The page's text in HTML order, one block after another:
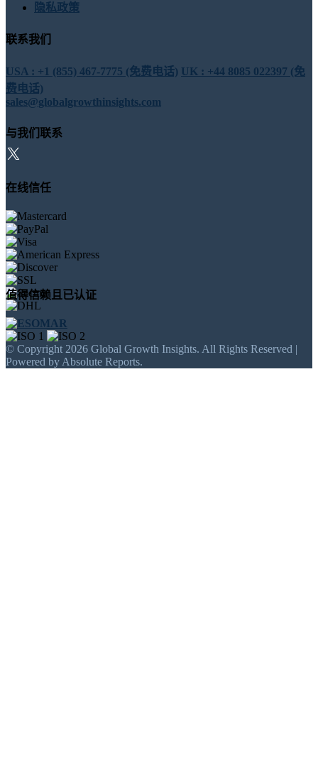
隐私政策
联系我们
USA : +1 (855) 467-7775 (免费电话) UK : +44 8085 022397 (免
费电话)
sales@globalgrowthinsights.com
与我们联系
在线信任
值得信赖且已认证
© Copyright 2026 Global Growth Insights. All Rights Reserved |
Powered by Absolute Reports.